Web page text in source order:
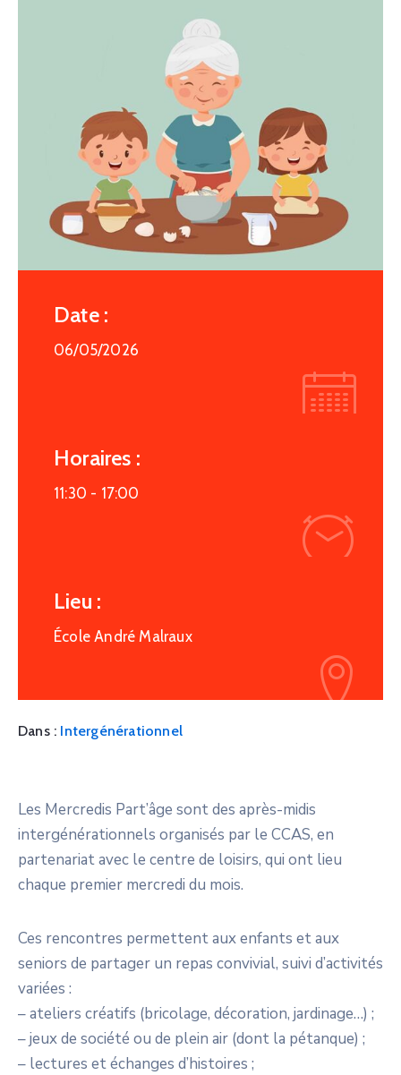
Date :
06/05/2026
Horaires :
11:30 - 17:00
Lieu :
École André Malraux
Dans : Intergénérationnel
Les Mercredis Part’âge sont des après-midis
intergénérationnels organisés par le CCAS, en
partenariat avec le centre de loisirs, qui ont lieu
chaque premier mercredi du mois.
Ces rencontres permettent aux enfants et aux
seniors de partager un repas convivial, suivi d’activités
variées :
– ateliers créatifs (bricolage, décoration, jardinage…) ;
– jeux de société ou de plein air (dont la pétanque) ;
– lectures et échanges d’histoires ;